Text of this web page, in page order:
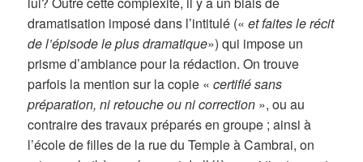
dramatisation imposé dans l’intitulé («et faites le récit
de l’épisode le plus dramatique») qui impose un
prisme d’ambiance pour la rédaction. On trouve
parfois la mention sur la copie «certifié sans
préparation, ni retouche ou ni correction », ou au
contraire des travaux préparés en groupe ; ainsi à
l’école de filles de la rue du Temple à Cambrai, on